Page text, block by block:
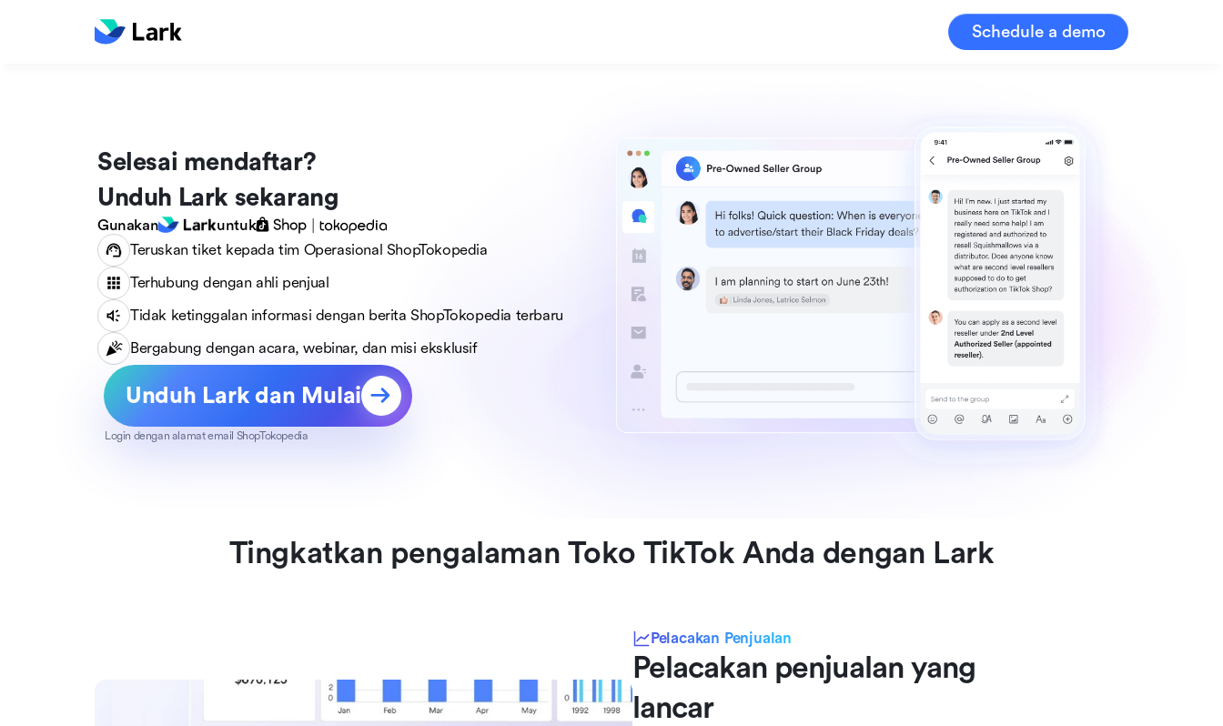
Schedule a demo
Selesai mendaftar?
Unduh Lark sekarang
Gunakan
untuk
Teruskan tiket kepada tim Operasional ShopTokopedia
Terhubung dengan ahli penjual
Tidak ketinggalan informasi dengan berita ShopTokopedia terbaru
Bergabung dengan acara, webinar, dan misi eksklusif
Unduh Lark dan Mulai
Login dengan alamat email ShopTokopedia
Tingkatkan pengalaman Toko TikTok Anda dengan Lark
Pelacakan Penjualan
Pelacakan penjualan yang
lancar